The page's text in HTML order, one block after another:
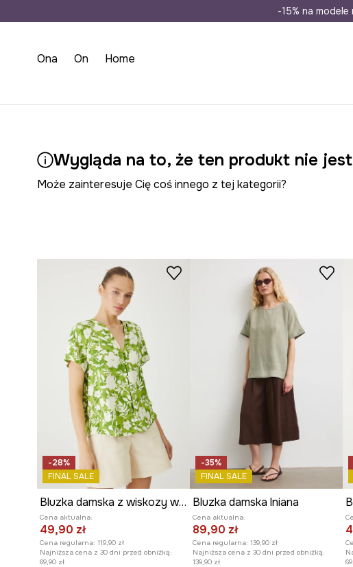
Wysyłka nawet w
-15% na
Ona On Home
Wygląda na to, że ten produkt nie
Może zainteresuje Cię coś innego z tej kategorii?
-28%
FINAL SALE
Bluzka damska z wiskozy wzorzysta kolor zielony
Cena aktualna:
49,90 zł
Cena regularna: 119,90 zł
Najniższa cena z 30 dni przed obniżką:
69,90 zł
-35%
FINAL SALE
Bluzka damska lniana
Cena aktualna:
89,90 zł
Cena regularna: 139,90 zł
Najniższa cena z 30 dni przed obniżką:
139,90 zł